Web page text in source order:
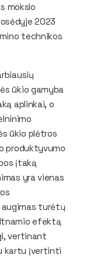
mokslo
2023
technikos
ūkio gamyba
aplinkai, o
ūkio plėtros
produktyvumo
įtaką
yra vienas
augimas turėtų
efektą
vertinant
kartu įvertinti